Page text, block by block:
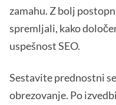
zamahu. Z bolj
spremljali, kako
uspešnost SEO.
Sestavite prednostni
obrezovanje. Po